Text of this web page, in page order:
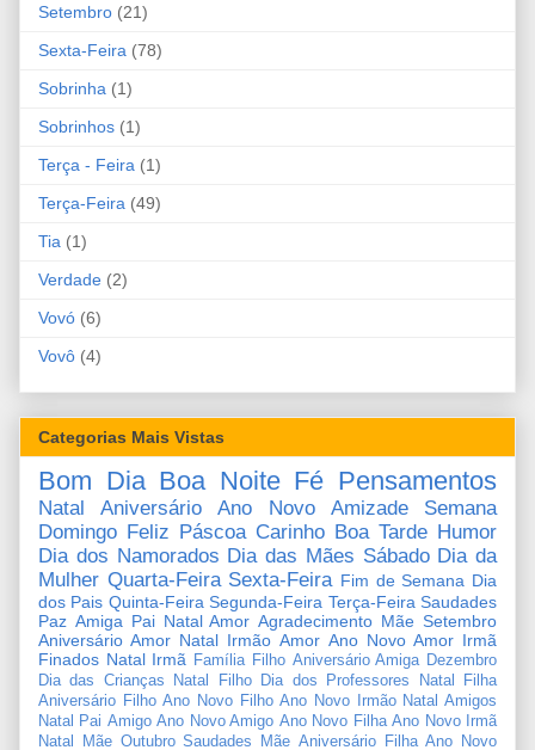
Setembro (21)
Sexta-Feira (78)
Sobrinha (1)
Sobrinhos (1)
Terça - Feira (1)
Terça-Feira (49)
Tia (1)
Verdade (2)
Vovó (6)
Vovô (4)
Categorias Mais Vistas
Bom Dia Boa Noite Fé Pensamentos
Natal Aniversário Ano Novo Amizade
Semana
Domingo Feliz Páscoa Carinho Boa Tarde Humor
Dia dos Namorados Dia das Mães Sábado Dia da
Mulher Quarta-Feira Sexta-Feira Fim de Semana Dia
dos Pais Quinta-Feira Segunda-Feira Terça-Feira Saudades
Paz Amiga Pai Natal Amor Agradecimento Mãe Setembro
Aniversário Amor Natal Irmão Amor Ano Novo Amor Irmã
Finados Natal Irmã Família Filho Aniversário Amiga Dezembro
Dia das Crianças
Natal Filho Dia dos Professores
Natal Filha
Aniversário Filho Ano Novo Filho Ano Novo Irmão Natal Amigos
Natal Pai Amigo Ano Novo Amigo Ano Novo Filha Ano Novo Irmã
Natal Mãe Outubro Saudades Mãe Aniversário Filha Ano Novo